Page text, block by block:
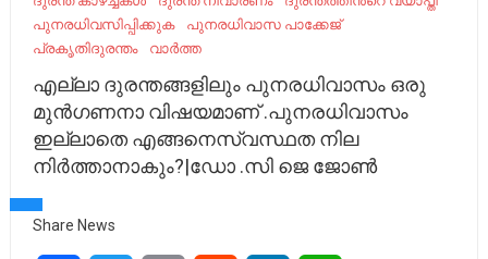
പുനരധിവസിപ്പിക്കുക
പുനരധിവാസ പാക്കേജ്
പ്രകൃതിദുരന്തം
വാർത്ത
എല്ലാ ദുരന്തങ്ങളിലും പുനരധിവാസം ഒരു
മുൻഗണനാ വിഷയമാണ് .പുനരധിവാസം
ഇല്ലാതെ എങ്ങനെസ്വസ്ഥത നില
നിർത്താനാകും?|ഡോ .സി ജെ ജോൺ
Share News